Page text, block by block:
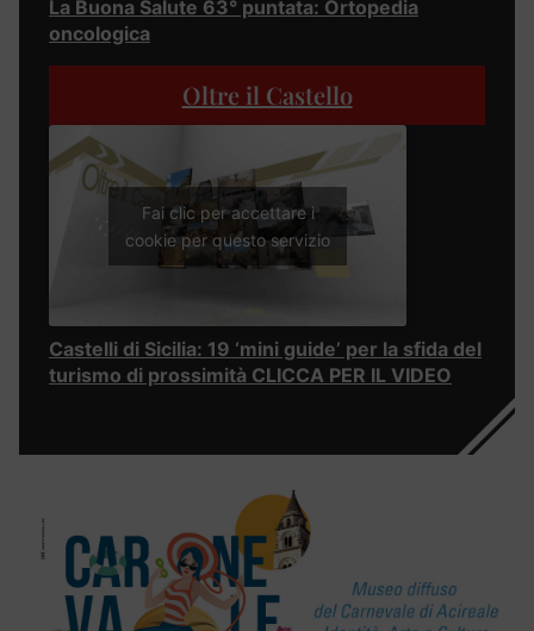
La Buona Salute 63° puntata: Ortopedia
oncologica
Oltre il Castello
Fai clic per accettare i
cookie per questo servizio
Castelli di Sicilia: 19 ‘mini guide’ per la sfida del
turismo di prossimità CLICCA PER IL VIDEO